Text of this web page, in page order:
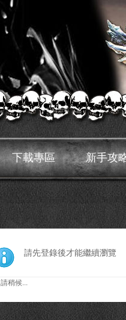
下載專區 新手攻
請先登錄後才能繼續瀏覽
請稍候...